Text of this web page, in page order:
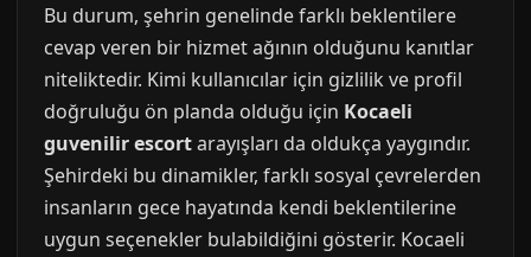
Bu durum, şehrin genelinde farklı beklentilere
cevap veren bir hizmet ağının olduğunu kanıtlar
niteliktedir. Kimi kullanıcılar için gizlilik ve profil
doğruluğu ön planda olduğu için Kocaeli
guvenilir escortarayışları da oldukça yaygındır.
Şehirdeki bu dinamikler, farklı sosyal çevrelerden
insanların gece hayatında kendi beklentilerine
uygun seçenekler bulabildiğini gösterir. Kocaeli